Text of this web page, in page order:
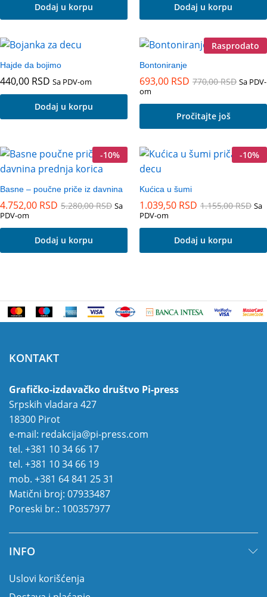
Dodaj u korpu Dodaj u korpu
Hajde da bojimo
440,00 RSD Sa PDV-om
Dodaj u korpu
Rasprodato
Bontoniranje
693,00 RSD 770,00RSD Sa PDV-
om
Pročitajte još
-10%
Basne – poučne priče iz davnina
4.752,00 RSD 5.280,00RSD Sa
PDV-om
Dodaj u korpu
-10%
Kućica u šumi
1.039,50 RSD 1.155,00RSD Sa
PDV-om
Dodaj u korpu
KONTAKT
Grafičko-izdavačko društvo Pi-press
Srpskih vladara 427
18300 Pirot
e-mail: redakcija@pi-press.com
tel. +381 10 34 66 17
tel. +381 10 34 66 19
mob. +381 64 841 25 31
Matični broj: 07933487
Poreski br.: 100357977
INFO
Uslovi korišćenja